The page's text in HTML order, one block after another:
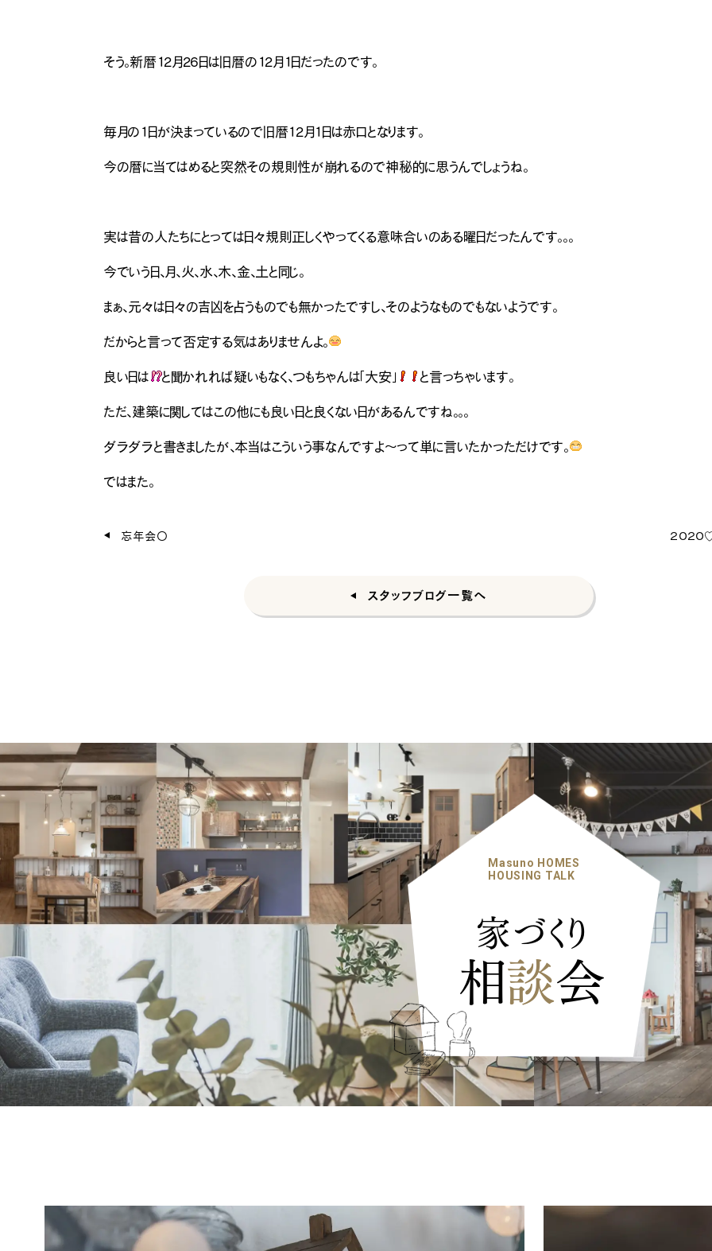
ナチュラル
そう。新暦12月26日は旧暦の12月1日だったのです。
毎月の1日が決まっているので旧暦12月1日は赤口となります。
今の暦に当てはめると突然その規則性が崩れるので神秘的に思うんでしょうね。
実は昔の人たちにとっては日々規則正しくやってくる意味合いのある曜日だったんです。。。
今でいう日、月、火、水、木、金、土と同じ。
まぁ、元々は日々の吉凶を占うものでも無かったですし、そのようなものでもないようです。
だからと言って否定する気はありませんよ。
良い日は と聞かれれば疑いもなく、つもちゃんは「大安」 と言っちゃいます。
ただ、建築に関してはこの他にも良い日と良くない日があるんですね。。。
ダラダラと書きましたが、本当はこういう事なんですよ～って単に言いたかっただけです。
ではまた。
忘年会〇 ２０２
スタッフブログ一覧へ
Masuno HOMES
HOUSING TALK
家づくり
相談会